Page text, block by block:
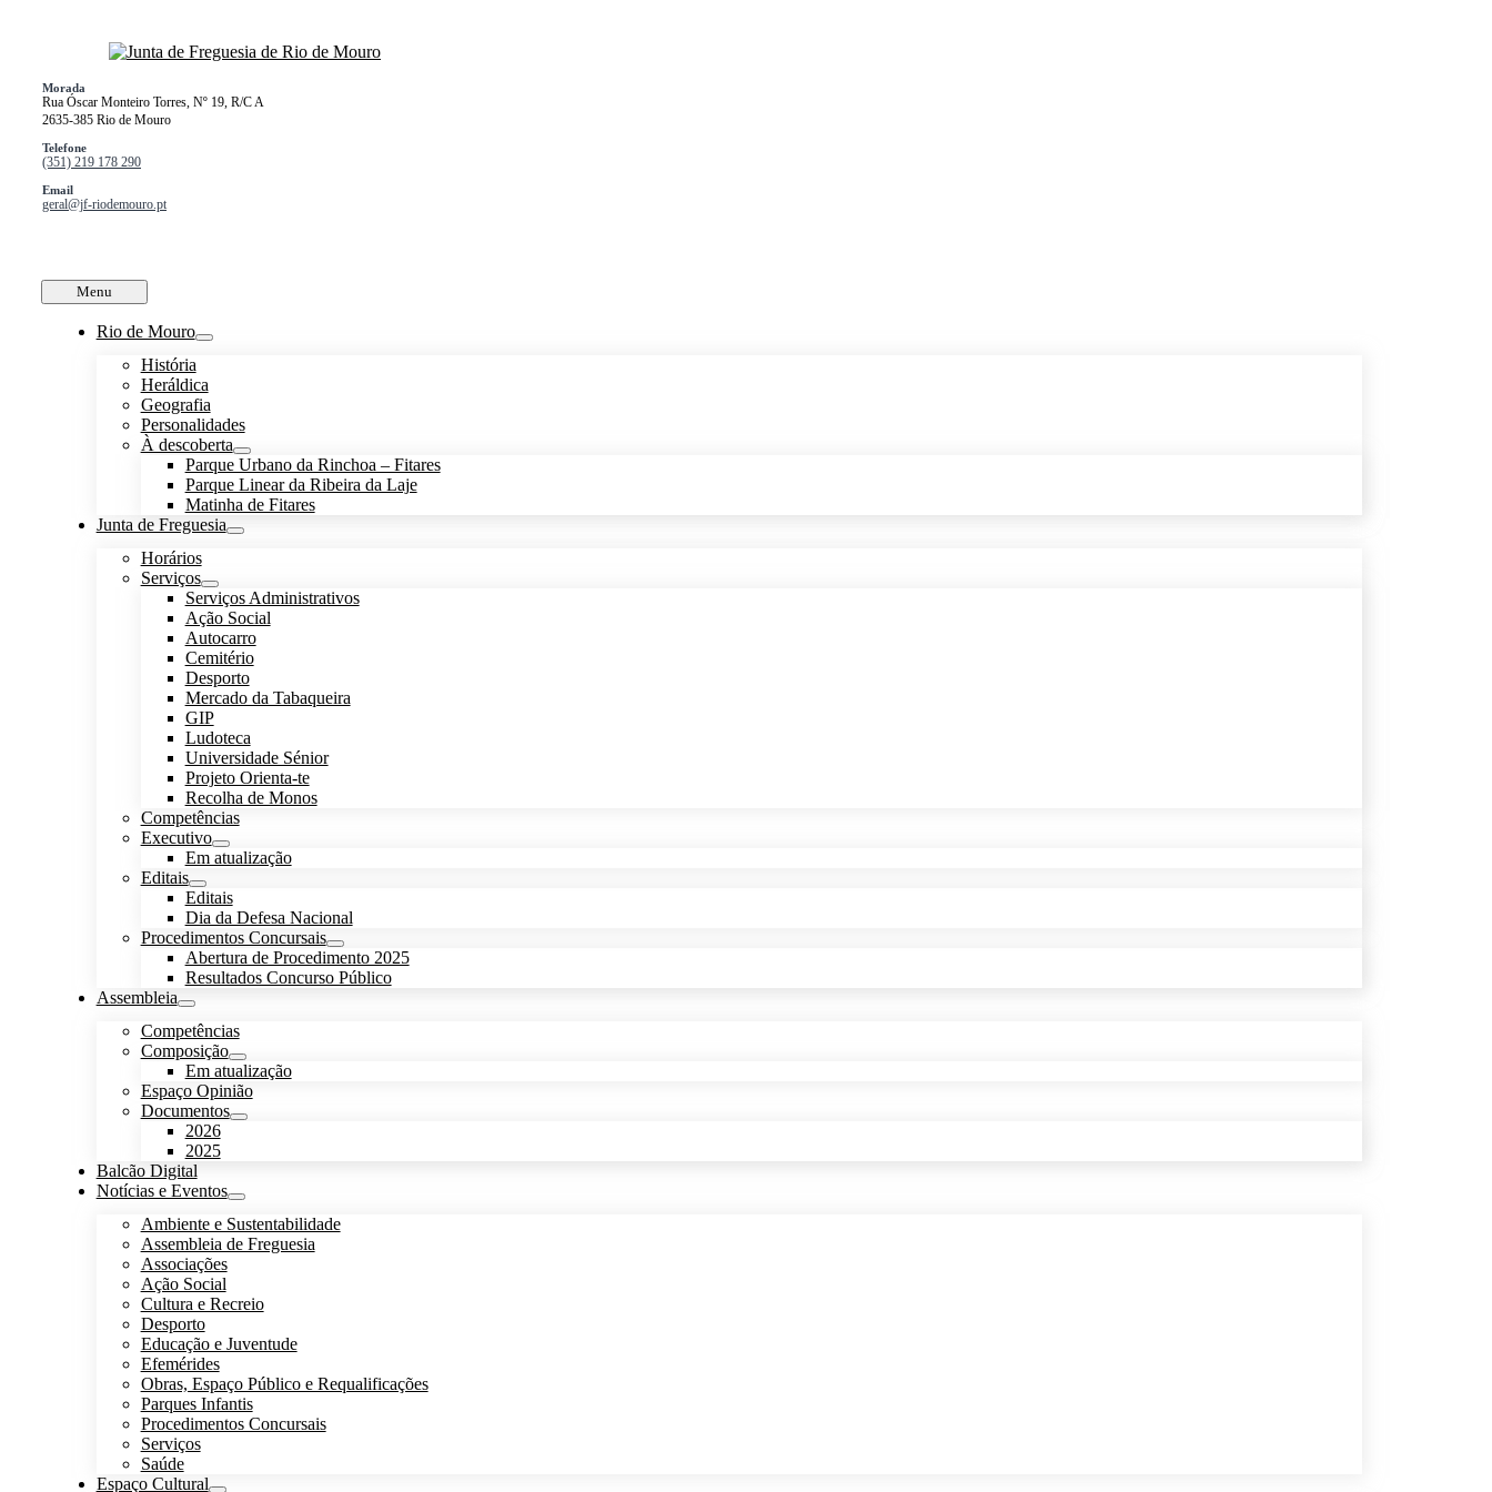
Morada
Rua Óscar Monteiro Torres, Nº 19, R/C A
2635-385 Rio de Mouro
Telefone
(351) 219 178 290
Email
geral@jf-riodemouro.pt
Menu
Rio de Mouro
História
Heráldica
Geografia
Personalidades
À descoberta
Parque Urbano da Rinchoa – Fitares
Parque Linear da Ribeira da Laje
Matinha de Fitares
Junta de Freguesia
Horários
Serviços
Serviços Administrativos
Ação Social
Autocarro
Cemitério
Desporto
Mercado da Tabaqueira
GIP
Ludoteca
Universidade Sénior
Projeto Orienta-te
Recolha de Monos
Competências
Executivo
Em atualização
Editais
Editais
Dia da Defesa Nacional
Procedimentos Concursais
Abertura de Procedimento 2025
Resultados Concurso Público
Assembleia
Competências
Composição
Em atualização
Espaço Opinião
Documentos
2026
2025
Balcão Digital
Notícias e Eventos
Ambiente e Sustentabilidade
Assembleia de Freguesia
Associações
Ação Social
Cultura e Recreio
Desporto
Educação e Juventude
Efemérides
Obras, Espaço Público e Requalificações
Parques Infantis
Procedimentos Concursais
Serviços
Saúde
Espaço Cultural